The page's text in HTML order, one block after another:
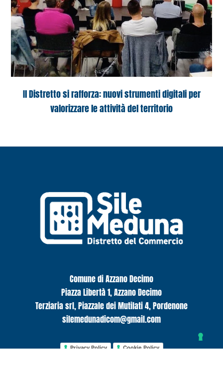
Il Distretto si rafforza: nuovi strumenti digitali per
valorizzare le attività del territorio
Comune di Azzano Decimo
Piazza Libertà 1, Azzano Decimo
Terziaria srl, Piazzale dei Mutilati 4, Pordenone
silemedunadicom@gmail.com
Privacy Policy Cookie Policy